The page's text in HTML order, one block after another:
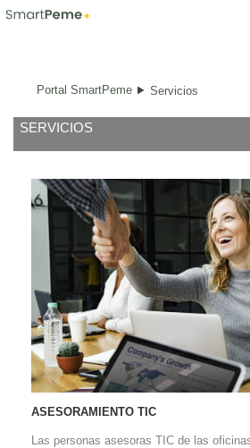
Servicios
Portal SmartPeme Servicios
SERVICIOS
ASESORAMIENTO TIC
Las personas asesoras TIC de las